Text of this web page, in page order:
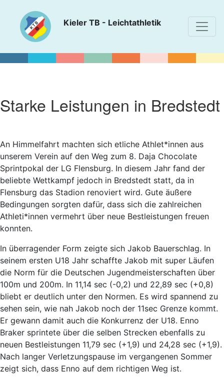
Kieler TB - Leichtathletik
Starke Leistungen in Bredstedt
An Himmelfahrt machten sich etliche Athlet*innen aus
unserem Verein auf den Weg zum 8. Daja Chocolate
Sprintpokal der LG Flensburg. In diesem Jahr fand der
beliebte Wettkampf jedoch in Bredstedt statt, da in
Flensburg das Stadion renoviert wird. Gute äußere
Bedingungen sorgten dafür, dass sich die zahlreichen
Athleti*innen vermehrt über neue Bestleistungen freuen
konnten.
In überragender Form zeigte sich Jakob Bauerschlag. In
seinem ersten U18 Jahr schaffte Jakob mit super Läufen
die Norm für die Deutschen Jugendmeisterschaften über
100m und 200m. In 11,14 sec (-0,2) und 22,89 sec (+0,8)
bliebt er deutlich unter den Normen. Es wird spannend zu
sehen sein, wie nah Jakob noch der 11sec Grenze kommt.
Er gewann damit auch die Konkurrenz der U18. Enno
Braker sprintete über die selben Strecken ebenfalls zu
neuen Bestleistungen 11,79 sec (+1,9) und 24,28 sec (+1,9).
Nach langer Verletzungspause im vergangenen Sommer
zeigt sich, dass Enno auf dem richtigen Weg ist.